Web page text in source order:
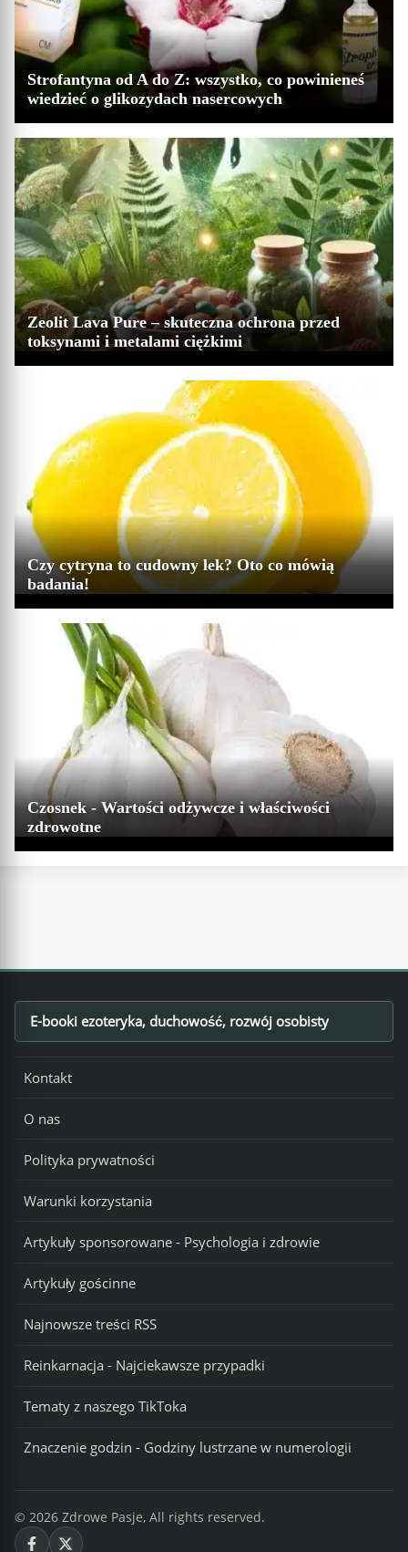
Strofantyna od A do Z: wszystko, co powinieneś
wiedzieć o glikozydach nasercowych
Zeolit Lava Pure – skuteczna ochrona przed
toksynami i metalami ciężkimi
Czy cytryna to cudowny lek? Oto co mówią
badania!
Czosnek - Wartości odżywcze i właściwości
zdrowotne
Footer
E-booki ezoteryka, duchowość, rozwój osobisty
Kontakt
O nas
Polityka prywatności
Warunki korzystania
Artykuły sponsorowane - Psychologia i zdrowie
Artykuły gościnne
Najnowsze treści RSS
Reinkarnacja - Najciekawsze przypadki
Tematy z naszego TikToka
Znaczenie godzin - Godziny lustrzane w numerologii
© 2026 Zdrowe Pasje, All rights reserved.